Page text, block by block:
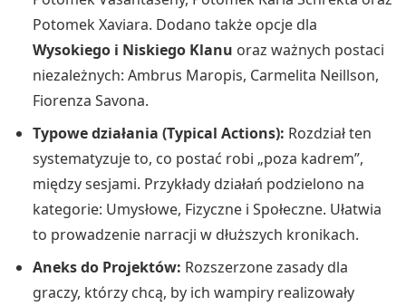
Potomek Xaviara. Dodano także opcje dla
Wysokiego i Niskiego Klanu oraz ważnych postaci
niezależnych: Ambrus Maropis, Carmelita Neillson,
Fiorenza Savona.
Typowe działania (Typical Actions): Rozdział ten
systematyzuje to, co postać robi „poza kadrem”,
między sesjami. Przykłady działań podzielono na
kategorie: Umysłowe, Fizyczne i Społeczne. Ułatwia
to prowadzenie narracji w dłuższych kronikach.
Aneks do Projektów: Rozszerzone zasady dla
graczy, którzy chcą, by ich wampiry realizowały